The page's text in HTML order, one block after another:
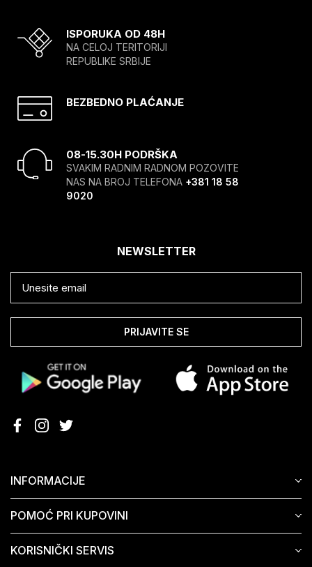
ISPORUKA OD 48H
NA CELOJ TERITORIJI
REPUBLIKE SRBIJE
BEZBEDNO PLAĆANJE
08-15.30H PODRŠKA
SVAKIM RADNIM RADNOM POZOVITE
NAS NA BROJ TELEFONA +381 18 58
9020
INFORMACIJE
POMOĆ PRI KUPOVINI
KORISNIČKI SERVIS
NEWSLETTER
PRIJAVITE SE